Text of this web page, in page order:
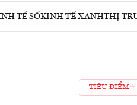
TẾ SỐKINH TẾ XANHTHỊ
TIÊU ĐIỂM